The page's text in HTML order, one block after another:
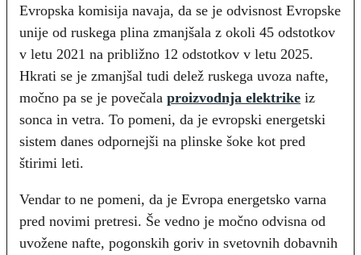
Evropska komisija navaja, da se je odvisnost Evropske
unije od ruskega plina zmanjšala z okoli 45 odstotkov
v letu 2021 na približno 12 odstotkov v letu 2025.
Hkrati se je zmanjšal tudi delež ruskega uvoza nafte,
močno pa se je povečala proizvodnja elektrike iz
sonca in vetra. To pomeni, da je evropski energetski
sistem danes odpornejši na plinske šoke kot pred
štirimi leti.
Vendar to ne pomeni, da je Evropa energetsko varna
pred novimi pretresi. Še vedno je močno odvisna od
uvožene nafte, pogonskih goriv in svetovnih dobavnih